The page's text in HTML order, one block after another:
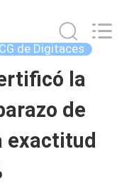
de Digitaces
la
de
exactitud